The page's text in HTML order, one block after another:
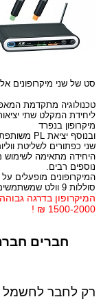
סט של שני מיקרופונים
טכנולוגיה מתקדמת
ליחידת המקלט שתי
מיקרופון בנפרד
ובנוסף יציאת PL משותפת
שני כפתורים לשליטת
היחידה מתאימה לשימוש
נוספים רבים.
המיקרופונים מופעלים על
סוללות 9 וולט שמשתמשים במיקרופונים המתחרים.
המיקרופון בדרגה
1500-2000 ₪ !
חברים
רק לחבר לחשמל